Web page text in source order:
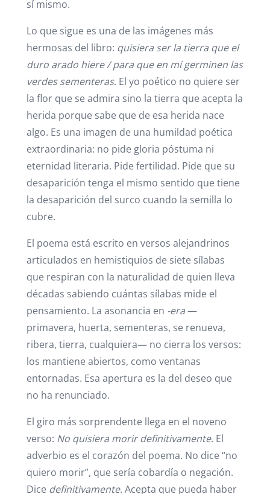
sí mismo.
Lo que sigue es una de las imágenes más
hermosas del libro: quisiera ser la tierra que el
duro arado hiere / para que en mí germinen las
verdes sementeras. El yo poético no quiere ser
la flor que se admira sino la tierra que acepta la
herida porque sabe que de esa herida nace
algo. Es una imagen de una humildad poética
extraordinaria: no pide gloria póstuma ni
eternidad literaria. Pide fertilidad. Pide que su
desaparición tenga el mismo sentido que tiene
la desaparición del surco cuando la semilla lo
cubre.
El poema está escrito en versos alejandrinos
articulados en hemistiquios de siete sílabas
que respiran con la naturalidad de quien lleva
décadas sabiendo cuántas sílabas mide el
pensamiento. La asonancia en -era—
primavera, huerta, sementeras, se renueva,
ribera, tierra, cualquiera— no cierra los versos:
los mantiene abiertos, como ventanas
entornadas. Esa apertura es la del deseo que
no ha renunciado.
El giro más sorprendente llega en el noveno
verso: No quisiera morir definitivamente. El
adverbio es el corazón del poema. No dice “no
quiero morir”, que sería cobardía o negación.
Dice definitivamente. Acepta que pueda haber